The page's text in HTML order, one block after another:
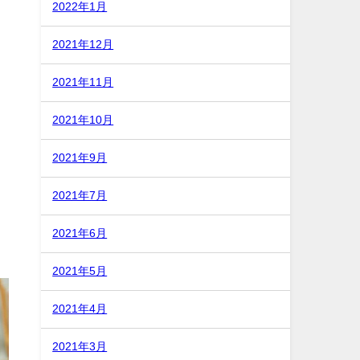
2022年1月
2021年12月
2021年11月
2021年10月
2021年9月
2021年7月
2021年6月
2021年5月
2021年4月
2021年3月